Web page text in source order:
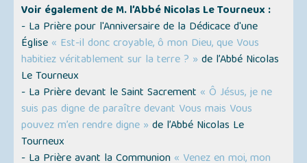
Voir également de M. l’Abbé Nicolas Le Tourneux :
- La Prière pour l'Anniversaire de la Dédicace d'une
Église « Est-il donc croyable, ô mon Dieu, que Vous
habitiez véritablement sur la terre ? » de l’Abbé Nicolas
Le Tourneux
- La Prière devant le Saint Sacrement « Ô Jésus, je ne
suis pas digne de paraître devant Vous mais Vous
pouvez m’en rendre digne » de l’Abbé Nicolas Le
Tourneux
- La Prière avant la Communion « Venez en moi, mon